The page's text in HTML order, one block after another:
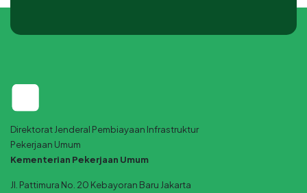
Direktorat Jenderal Pembiayaan Infrastruktur
Pekerjaan Umum
Kementerian Pekerjaan Umum
Jl. Pattimura No. 20 Kebayoran Baru Jakarta